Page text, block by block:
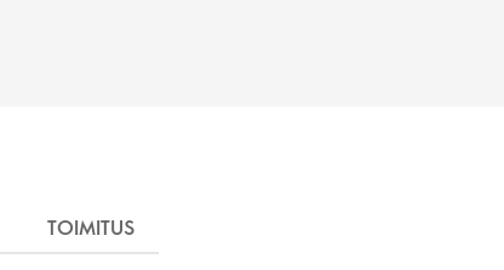
TOIMITUS